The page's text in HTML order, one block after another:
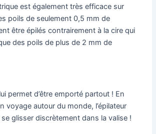
est également très efficace sur
poils de seulement 0,5 mm de
être épilés contrairement à la cire qui
des poils de plus de 2 mm de
permet d’être emporté partout ! En
voyage autour du monde, l’épilateur
glisser discrètement dans la valise !